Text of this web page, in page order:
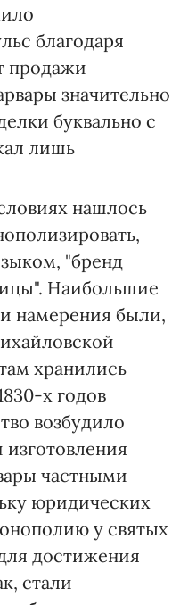
благодаря
продажи
значительно
буквально с
лишь
нашлось
"бренд
Наибольшие
намерения были,
хранились
х годов
возбудило
изготовления
частными
юридических
у святых
достижения
стали